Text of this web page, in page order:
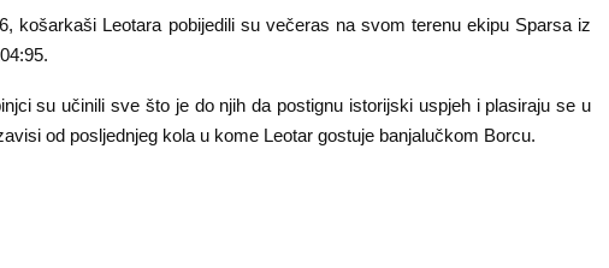
košarkaši Leotara pobijedili su večeras na svom terenu ekipu Sparsa iz
su učinili sve što je do njih da postignu istorijski uspjeh i plasiraju se u
od posljednjeg kola u kome Leotar gostuje banjalučkom Borcu.